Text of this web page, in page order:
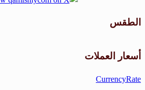
الطقس
أسعار العملات
CurrencyRate